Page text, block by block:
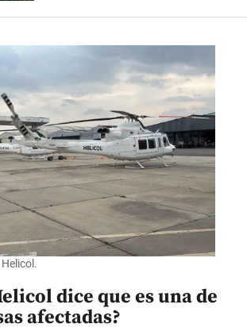
dice que es una de
afectadas?